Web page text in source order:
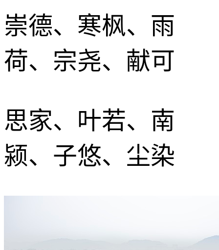
崇德、寒枫、雨
荷、宗尧、献可
思家、叶若、南
颍、子悠、尘染